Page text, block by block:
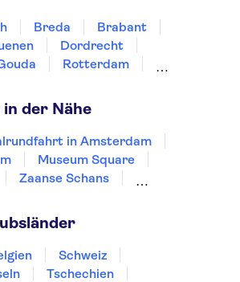
Breda
Brabant
Dordrecht
Rotterdam
der Nähe
in Amsterdam
Museum Square
Zaanse Schans
Slagharen
Markthal
Schweiz
Tschechien